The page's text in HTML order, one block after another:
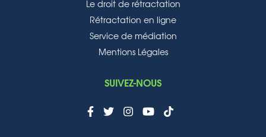
Le droit de rétractation
Rétractation en ligne
Service de médiation
Mentions Légales
SUIVEZ-NOUS